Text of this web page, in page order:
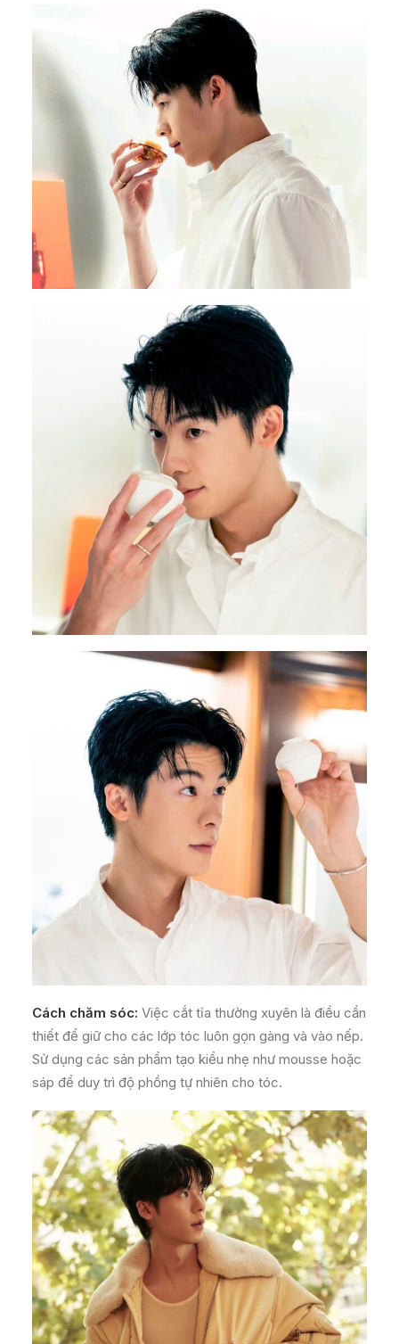
Cách chăm sóc: Việc cắt tỉa thường xuyên là điều cần
thiết để giữ cho các lớp tóc luôn gọn gàng và vào nếp.
Sử dụng các sản phẩm tạo kiểu nhẹ như mousse hoặc
sáp để duy trì độ phồng tự nhiên cho tóc.